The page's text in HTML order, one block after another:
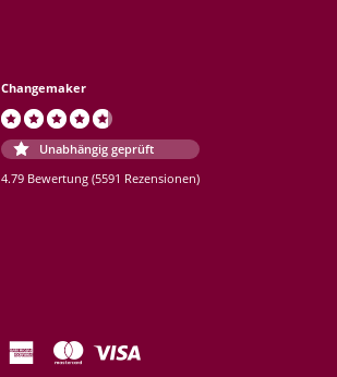
Changemaker
Unabhängig geprüft
4.79 Bewertung (5591 Rezensionen)